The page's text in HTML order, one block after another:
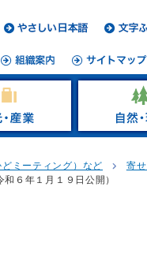
ミーティング）など
寄
６年１月１９日公開）